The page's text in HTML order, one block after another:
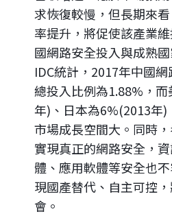
求恢復較慢，但長期來
率提升，將促使該產業
國網路安全投入與成熟
IDC統計，2017年中國
總投入比例為1.88%，
年)、日本為6%(2013年
市場成長空間大。同時
實現真正的網路安全，
體、應用軟體等安全也
現國產替代、自主可控
會。